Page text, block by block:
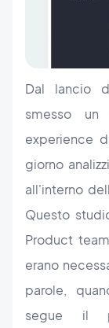
Dal lancio
smesso
experience
giorno
all'interno
Questo
Product
erano
parole,
segue il